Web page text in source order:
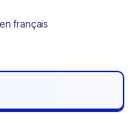
français